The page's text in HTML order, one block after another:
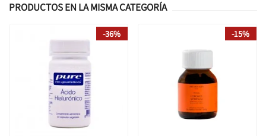
PRODUCTOS EN LA MISMA CATEGORÍA
-36% -15%